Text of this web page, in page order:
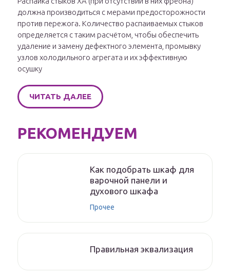
должна производиться с мерами предосторожности
против пережога. Количество распаиваемых стыков
определяется с таким расчётом, чтобы обеспечить
удаление и замену дефектного элемента, промывку
узлов холодильного агрегата и их эффективную
осушку
ЧИТАТЬ ДАЛЕЕ
РЕКОМЕНДУЕМ
Как подобрать шкаф для
варочной панели и
духового шкафа
Прочее
Правильная эквализация